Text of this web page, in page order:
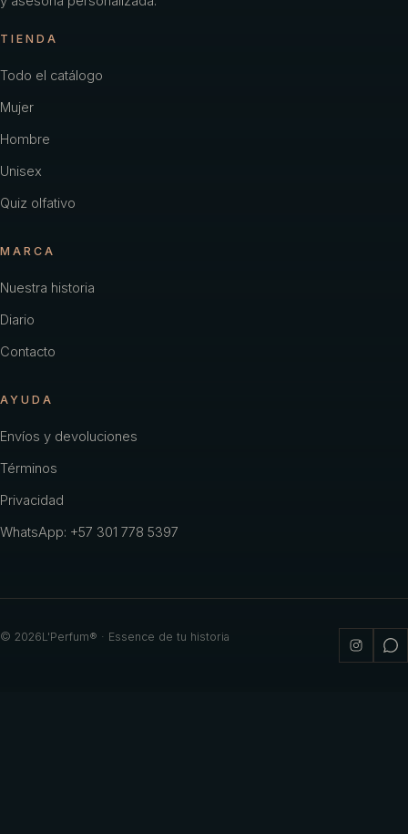
TIENDA
Todo el catálogo
Mujer
Hombre
Unisex
Quiz olfativo
MARCA
Nuestra historia
Diario
Contacto
AYUDA
Envíos y devoluciones
Términos
Privacidad
WhatsApp: +57 301 778 5397
© 2026L'Perfum® · Essence de tu historia